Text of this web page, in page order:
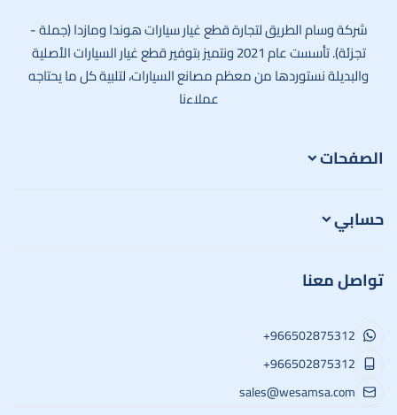
شركة وسام الطريق لتجارة قطع غيار سيارات هوندا ومازدا (جملة -
تجزئة). تأسست عام 2021 ونتميز بتوفير قطع غيار السيارات الأصلية
والبديلة نستوردها من معظم مصانع السيارات، لتلبية كل ما يحتاجه
عملاءنا
الصفحات
حسابي
تواصل معنا
+966502875312
+966502875312
sales@wesamsa.com